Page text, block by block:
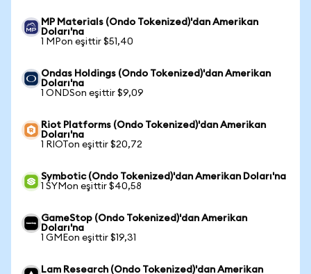
MP Materials (Ondo Tokenized)'dan Amerikan
Doları'na
1 MPon eşittir $51,40
Ondas Holdings (Ondo Tokenized)'dan Amerikan
Doları'na
1 ONDSon eşittir $9,09
Riot Platforms (Ondo Tokenized)'dan Amerikan
Doları'na
1 RIOTon eşittir $20,72
Symbotic (Ondo Tokenized)'dan Amerikan Doları'na
1 SYMon eşittir $40,58
GameStop (Ondo Tokenized)'dan Amerikan
Doları'na
1 GMEon eşittir $19,31
Lam Research (Ondo Tokenized)'dan Amerikan